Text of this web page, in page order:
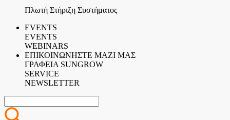
Πλωτή Στήριξη Συστήματος
EVENTS
EVENTS
WEBINARS
ΕΠΙΚΟΙΝΩΝΗΣΤΕ ΜΑΖΙ ΜΑΣ
ΓΡΑΦΕΙΑ SUNGROW
SERVICE
NEWSLETTER